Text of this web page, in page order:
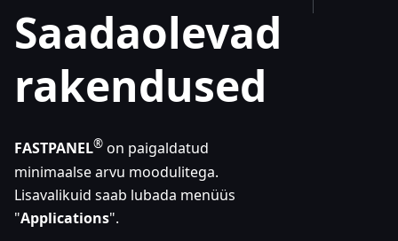
Saadaolevad
rakendused
FASTPANEL® on paigaldatud
minimaalse arvu moodulitega.
Lisavalikuid saab lubada menüüs
"Applications".